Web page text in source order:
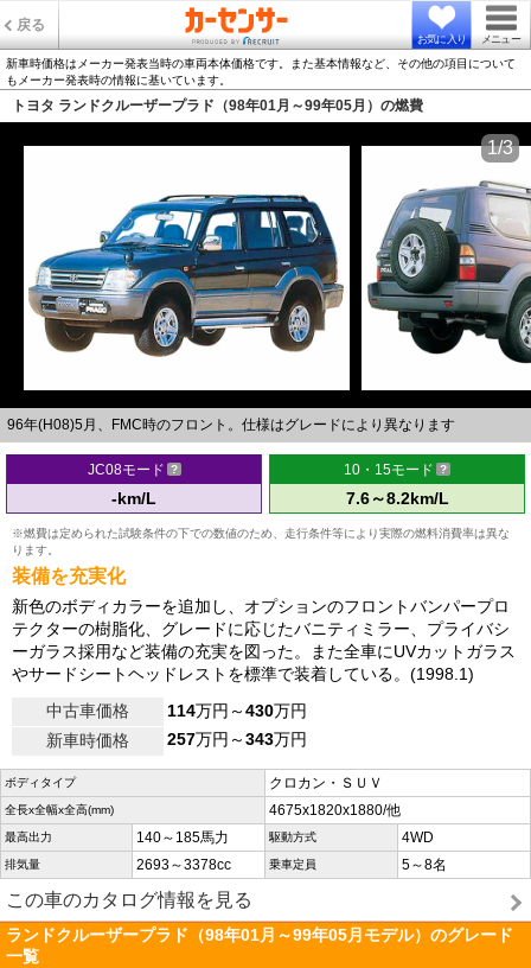
戻る
お気に入り メニュー
新車時価格はメーカー発表当時の車両本体価格です。また基本情報など、その他の項目について
もメーカー発表時の情報に基いています。
トヨタ ランドクルーザープラド（98年01月～99年05月）の燃費
96年(H08)5月、FMC時のフロント。仕様はグレードにより異なります
1/3
JC08モード
-km/L
10・15モード
7.6～8.2km/L
※燃費は定められた試験条件の下での数値のため、走行条件等により実際の燃料消費率は異な
ります。
装備を充実化
新色のボディカラーを追加し、オプションのフロントバンパープロ
テクターの樹脂化、グレードに応じたバニティミラー、プライバシ
ーガラス採用など装備の充実を図った。また全車にUVカットガラス
やサードシートヘッドレストを標準で装着している。(1998.1)
中古車価格
114万円～430万円
新車時価格
257万円～343万円
ボディタイプ クロカン・ＳＵＶ
全長x全幅x全高(mm) 4675x1820x1880/他
最高出力 140～185馬力 駆動方式 4WD
排気量 2693～3378cc 乗車定員 5～8名
この車のカタログ情報を見る
ランドクルーザープラド（98年01月～99年05月モデル）のグレード
一覧